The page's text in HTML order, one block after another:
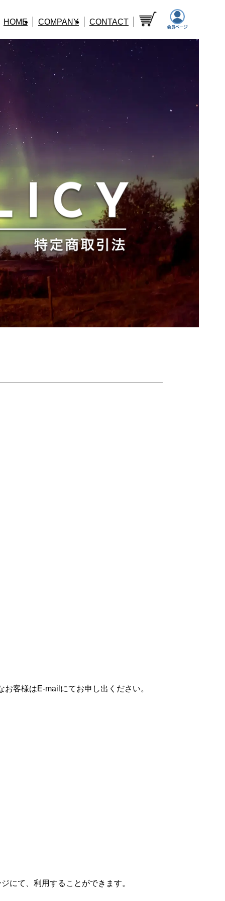
HOME COMPANY CONTACT
客様はE-mailにてお申し出ください。
にて、利用することができます。